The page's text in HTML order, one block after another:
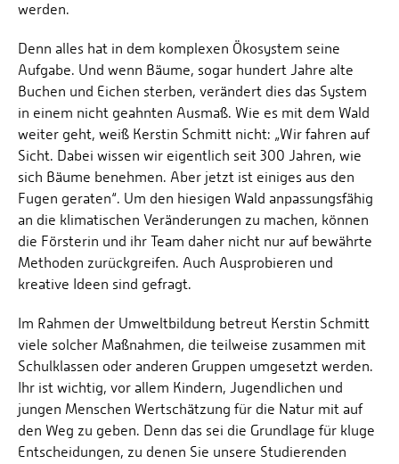
werden.
Denn alles hat in dem komplexen Ökosystem seine
Aufgabe. Und wenn Bäume, sogar hundert Jahre alte
Buchen und Eichen sterben, verändert dies das System
in einem nicht geahnten Ausmaß. Wie es mit dem Wald
weiter geht, weiß Kerstin Schmitt nicht: „Wir fahren auf
Sicht. Dabei wissen wir eigentlich seit 300 Jahren, wie
sich Bäume benehmen. Aber jetzt ist einiges aus den
Fugen geraten“. Um den hiesigen Wald anpassungsfähig
an die klimatischen Veränderungen zu machen, können
die Försterin und ihr Team daher nicht nur auf bewährte
Methoden zurückgreifen. Auch Ausprobieren und
kreative Ideen sind gefragt.
Im Rahmen der Umweltbildung betreut Kerstin Schmitt
viele solcher Maßnahmen, die teilweise zusammen mit
Schulklassen oder anderen Gruppen umgesetzt werden.
Ihr ist wichtig, vor allem Kindern, Jugendlichen und
jungen Menschen Wertschätzung für die Natur mit auf
den Weg zu geben. Denn das sei die Grundlage für kluge
Entscheidungen, zu denen Sie unsere Studierenden